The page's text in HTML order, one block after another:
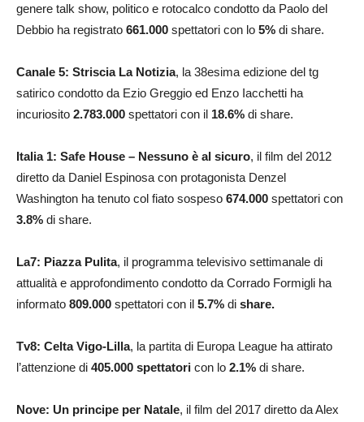
genere talk show, politico e rotocalco condotto da Paolo del
Debbio ha registrato 661.000 spettatori con lo 5% di share.
Canale 5: Striscia La Notizia, la 38esima edizione del tg
satirico condotto da Ezio Greggio ed Enzo Iacchetti ha
incuriosito 2.783.000 spettatori con il 18.6% di share.
Italia 1: Safe House – Nessuno è al sicuro, il film del 2012
diretto da Daniel Espinosa con protagonista Denzel
Washington ha tenuto col fiato sospeso 674.000 spettatori con
3.8% di share.
La7: Piazza Pulita, il programma televisivo settimanale di
attualità e approfondimento condotto da Corrado Formigli ha
informato 809.000 spettatori con il 5.7% di share.
Tv8: Celta Vigo-Lilla, la partita di Europa League ha attirato
l’attenzione di 405.000 spettatori con lo 2.1% di share.
Nove: Un principe per Natale, il film del 2017 diretto da Alex